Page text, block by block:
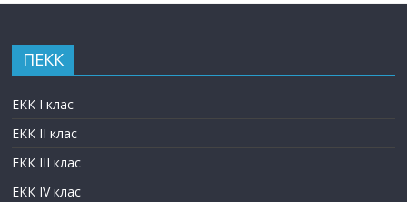
ПЕКК
ЕКК I клас
ЕКК II клас
ЕКК III клас
ЕКК IV клас